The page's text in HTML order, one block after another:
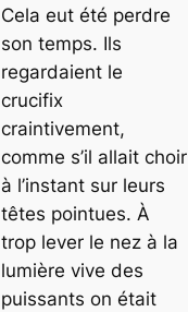
Cela eut été perdre
son temps. Ils
regardaient le
crucifix
craintivement,
comme s’il allait choir
à l’instant sur leurs
têtes pointues. À
trop lever le nez à la
lumière vive des
puissants on était